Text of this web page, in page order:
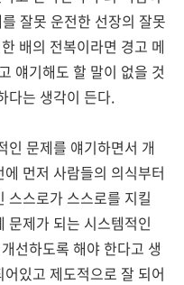
잘못 운전한 선장의 잘못
배의 전복이라면 경고 메
얘기해도 할 말이 없을 것
다는 생각이 든다.
인 문제를 얘기하면서 개
먼저 사람들의 의식부터
스스로가 스스로를 지킬
문제가 되는 시스템적인
선하도록 해야 한다고 생
있고 제도적으로 잘 되어